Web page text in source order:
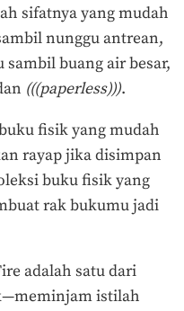
sifatnya yang mudah
nunggu antrean,
sambil buang air besar,
(((paperless))).
fisik yang mudah
rayap jika disimpan
buku fisik yang
rak bukumu jadi
adalah satu dari
istilah